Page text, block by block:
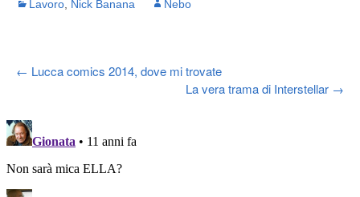
Lavoro Nick Banana Nebo
Post
navigation
← Lucca comics 2014, dove mi trovate
La vera trama di Interstellar →